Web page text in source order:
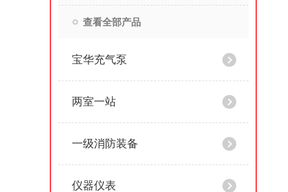
查看全部产品
宝华充气泵
两室一站
一级消防装备
仪器仪表